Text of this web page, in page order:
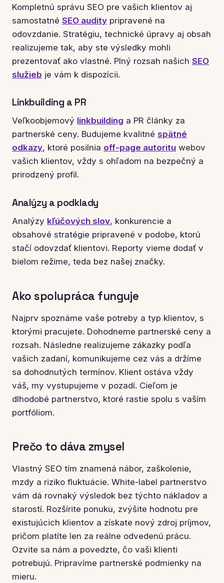
Kompletnú správu SEO pre vašich klientov aj
samostatné SEO audity pripravené na
odovzdanie. Stratégiu, technické úpravy aj obsah
realizujeme tak, aby ste výsledky mohli
prezentovať ako vlastné. Plný rozsah našich SEO
služieb je vám k dispozícii.
Linkbuilding a PR
Veľkoobjemový linkbuilding a PR články za
partnerské ceny. Budujeme kvalitné spätné
odkazy, ktoré posilnia off-page autoritu webov
vašich klientov, vždy s ohľadom na bezpečný a
prirodzený profil.
Analýzy a podklady
Analýzy kľúčových slov, konkurencie a
obsahové stratégie pripravené v podobe, ktorú
stačí odovzdať klientovi. Reporty vieme dodať v
bielom režime, teda bez našej značky.
Ako spolupráca funguje
Najprv spoznáme vaše potreby a typ klientov, s
ktorými pracujete. Dohodneme partnerské ceny a
rozsah. Následne realizujeme zákazky podľa
vašich zadaní, komunikujeme cez vás a držíme
sa dohodnutých termínov. Klient ostáva vždy
váš, my vystupujeme v pozadí. Cieľom je
dlhodobé partnerstvo, ktoré rastie spolu s vaším
portfóliom.
Prečo to dáva zmysel
Vlastný SEO tím znamená nábor, zaškolenie,
mzdy a riziko fluktuácie. White-label partnerstvo
vám dá rovnaký výsledok bez týchto nákladov a
starostí. Rozšírite ponuku, zvýšite hodnotu pre
existujúcich klientov a získate nový zdroj príjmov,
pričom platíte len za reálne odvedenú prácu.
Ozvite sa nám a povedzte, čo vaši klienti
potrebujú. Pripravíme partnerské podmienky na
mieru.